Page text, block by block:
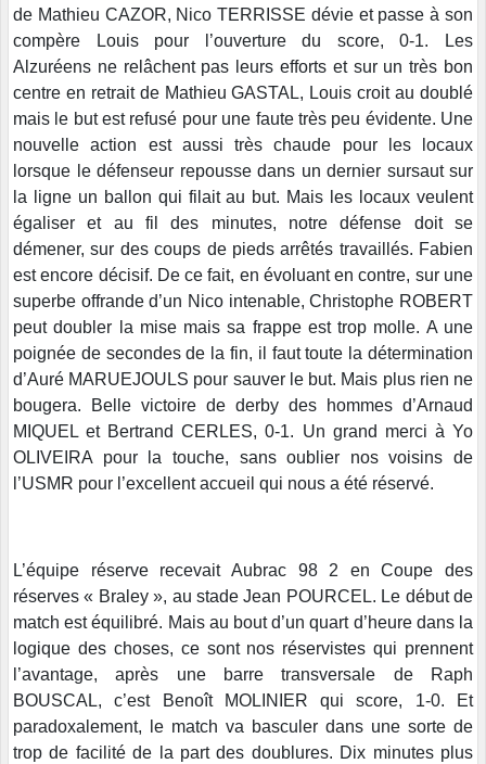
de Mathieu CAZOR, Nico TERRISSE dévie et passe à son
compère Louis pour l’ouverture du score, 0-1. Les
Alzuréens ne relâchent pas leurs efforts et sur un très bon
centre en retrait de Mathieu GASTAL, Louis croit au doublé
mais le but est refusé pour une faute très peu évidente. Une
nouvelle action est aussi très chaude pour les locaux
lorsque le défenseur repousse dans un dernier sursaut sur
la ligne un ballon qui filait au but. Mais les locaux veulent
égaliser et au fil des minutes, notre défense doit se
démener, sur des coups de pieds arrêtés travaillés. Fabien
est encore décisif. De ce fait, en évoluant en contre, sur une
superbe offrande d’un Nico intenable, Christophe ROBERT
peut doubler la mise mais sa frappe est trop molle. A une
poignée de secondes de la fin, il faut toute la détermination
d’Auré MARUEJOULS pour sauver le but. Mais plus rien ne
bougera. Belle victoire de derby des hommes d’Arnaud
MIQUEL et Bertrand CERLES, 0-1. Un grand merci à Yo
OLIVEIRA pour la touche, sans oublier nos voisins de
l’USMR pour l’excellent accueil qui nous a été réservé.
L’équipe réserve recevait Aubrac 98 2 en Coupe des
réserves « Braley », au stade Jean POURCEL. Le début de
match est équilibré. Mais au bout d’un quart d’heure dans la
logique des choses, ce sont nos réservistes qui prennent
l’avantage, après une barre transversale de Raph
BOUSCAL, c’est Benoît MOLINIER qui score, 1-0. Et
paradoxalement, le match va basculer dans une sorte de
trop de facilité de la part des doublures. Dix minutes plus